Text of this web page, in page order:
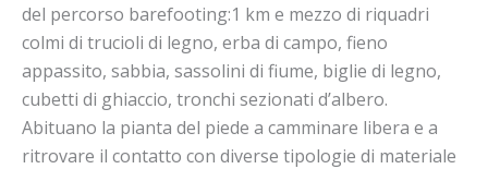
del percorso barefooting:1 km e mezzo di riquadri
colmi di trucioli di legno, erba di campo, fieno
appassito, sabbia, sassolini di fiume, biglie di legno,
cubetti di ghiaccio, tronchi sezionati d’albero.
Abituano la pianta del piede a camminare libera e a
ritrovare il contatto con diverse tipologie di materiale